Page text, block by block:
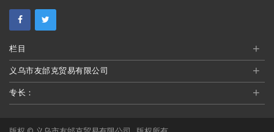
栏目 +
义乌市友邰克贸易有限公司 +
专长： +